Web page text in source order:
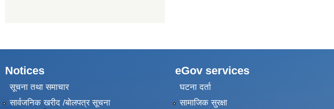
Notices
सूचना तथा समाचार
सार्वजनिक खरीद /बोलपत्र सूचना
eGov services
घटना दर्ता
सामाजिक सुरक्षा